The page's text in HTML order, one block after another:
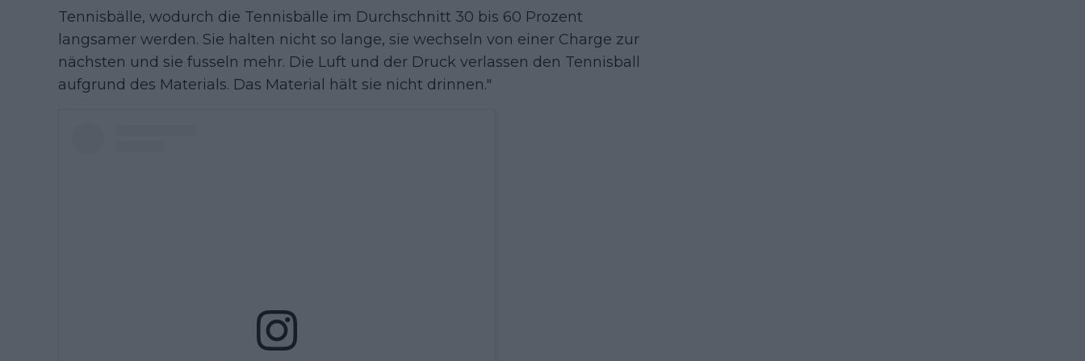
Tennisbälle, wodurch die Tennisbälle im Durchschnitt 30 bis 60 Prozent
langsamer werden. Sie halten nicht so lange, sie wechseln von einer Charge zur
nächsten und sie fusseln mehr. Die Luft und der Druck verlassen den Tennisball
aufgrund des Materials. Das Material hält sie nicht drinnen."